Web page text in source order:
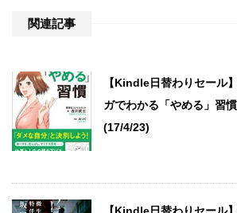
関連記事
【Kindle日替わりセール
ガでわかる「やめる」習
(17/4/23)
【Kindle日替わりセール